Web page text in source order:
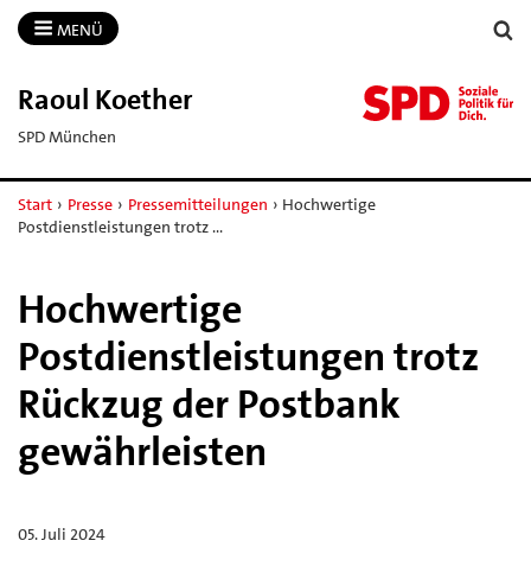
MENÜ
Raoul Koether
SPD München
Start › Presse › Pressemitteilungen › Hochwertige
Postdienstleistungen trotz …
Hochwertige
Postdienstleistungen trotz
Rückzug der Postbank
gewährleisten
05. Juli 2024